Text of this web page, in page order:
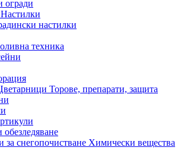
огради
настилки
техника
Торове, препарати, защита
снегопочистване Химически вещества